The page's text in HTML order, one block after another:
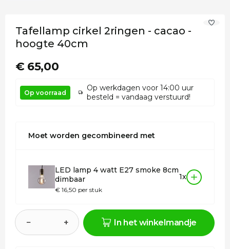
Tafellamp cirkel 2ringen - cacao -
hoogte 40cm
€ 65,00
Op voorraad
Op werkdagen voor 14:00 uur
besteld = vandaag verstuurd!
Moet worden gecombineerd met
LED lamp 4 watt E27 smoke 8cm
dimbaar
€ 16,50 per stuk
1x
− + In het winkelmandje